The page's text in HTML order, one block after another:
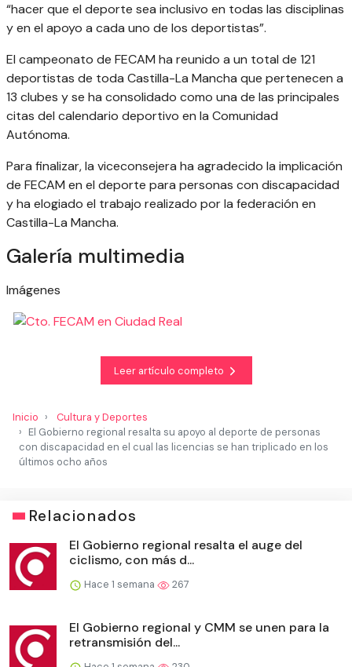
“hacer que el deporte sea inclusivo en todas las disciplinas
y en el apoyo a cada uno de los deportistas”.
El campeonato de FECAM ha reunido a un total de 121
deportistas de toda Castilla-La Mancha que pertenecen a
13 clubes y se ha consolidado como una de las principales
citas del calendario deportivo en la Comunidad
Autónoma.
Para finalizar, la viceconsejera ha agradecido la implicación
de FECAM en el deporte para personas con discapacidad
y ha elogiado el trabajo realizado por la federación en
Castilla-La Mancha.
Galería multimedia
Imágenes
Leer artículo completo
Inicio
Cultura y Deportes
El Gobierno regional resalta su apoyo al deporte de personas
con discapacidad en el cual las licencias se han triplicado en los
últimos ocho años
Relacionados
El Gobierno regional resalta el auge del
ciclismo, con más d...
Hace 1 semana 267
El Gobierno regional y CMM se unen para la
retransmisión del...